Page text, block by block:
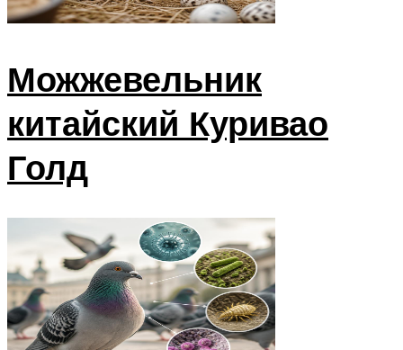
Можжевельник
китайский Куривао
Голд